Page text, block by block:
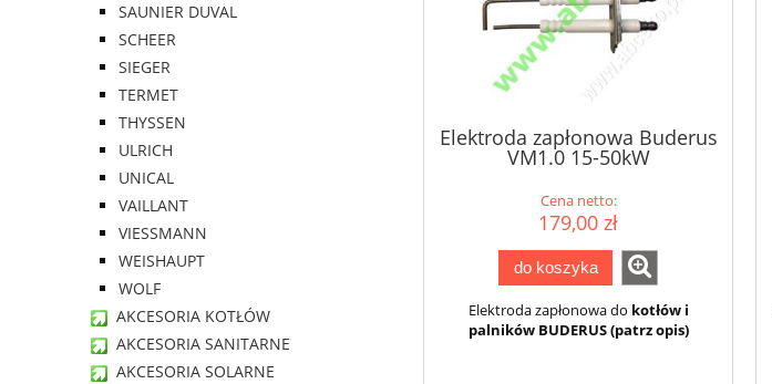
SAUNIER DUVAL
SCHEER
SIEGER
TERMET
THYSSEN
ULRICH
UNICAL
VAILLANT
VIESSMANN
WEISHAUPT
WOLF
AKCESORIA KOTŁÓW
AKCESORIA SANITARNE
AKCESORIA SOLARNE
Elektroda zapłonowa Buderus
VM1.0 15-50kW
Cena netto:
179,00 zł
do koszyka
Elektroda zapłonowa do kotłów i
palników BUDERUS (patrz opis)